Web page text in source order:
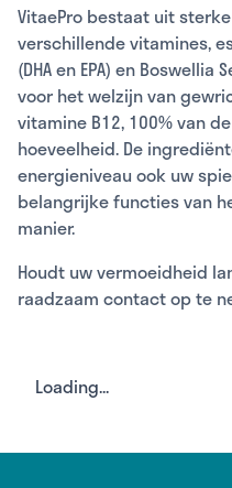
VitaePro bestaat uit
verschillende vitamines,
(DHA en EPA) en
voor hetwelzijn van
vitamine B12, 100% van
hoeveelheid. De
energieniveau ook uw
belangrijke functies van
manier.
Houdt uw vermoeidheid
raadzaam contact op te
Loading...